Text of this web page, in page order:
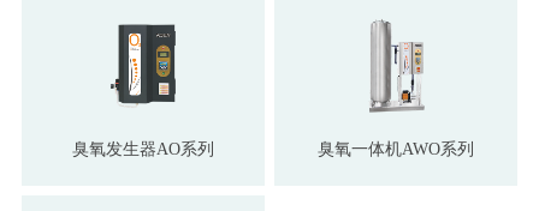
臭氧发生器AO系列 臭氧一体机AWO系列